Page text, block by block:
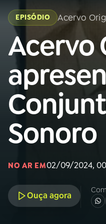
Buscar
na
Rádio
Nacional
01INÍCIO
02 A RÁDIO
03PROGRAMAÇÃO
04PROGRAMAS
na
Rádio
Nacional
EPISÓDIO Acervo
Acervo
Sonoro
NO AR EM02/09/2024,
Ouça agora